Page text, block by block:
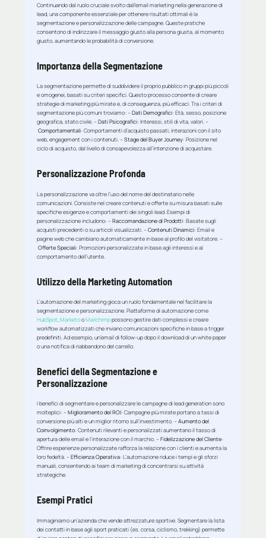
Continuando dal ruolo cruciale svolto dall’email marketing nella generazione di
lead, una componente essenziale per ottenere risultati ottimali è la
segmentazione e personalizzazione delle campagne. Queste pratiche
consentono di indirizzare il messaggio giusto alla persona giusta, al momento
giusto, aumentando le probabilità di conversione.
Importanza della Segmentazione
La segmentazione permette di suddividere il proprio pubblico in gruppi più piccoli
e omogenei, basati su criteri specifici. Questo processo consente di creare
strategie di marketing più mirate e, di conseguenza, più efficaci. Tra i criteri di
segmentazione più comuni troviamo: –Dati Demografici: Età, sesso, posizione
geografica, stato civile. –Dati Psicografici: Interessi, stili di vita, valori. –
Comportamentali: Comportamenti d’acquisto passati, interazioni con il sito
web, engagement con i contenuti. –Stage del Buyer Journey: Posizione nel
ciclo di acquisto, dal livello di consapevolezza all’intenzione di acquistare.
Personalizzazione Profonda
La personalizzazione va oltre l’uso del nome del destinatario nelle
comunicazioni. Consiste nel creare contenuti e offerte su misura basati sulle
specifiche esigenze e comportamenti dei singoli lead. Esempi di
personalizzazione includono: –Raccomandazione di Prodotti: Basate sugli
acquisti precedenti o su articoli visualizzati. –Contenuti Dinamici: Email e
pagine web che cambiano automaticamente in base al profilo del visitatore. –
Offerte Speciali: Promozioni personalizzate in base agli interessi e al
comportamento dell’utente.
Utilizzo della Marketing Automation
L’automazione del marketing gioca un ruolo fondamentale nel facilitare la
segmentazione e personalizzazione. Piattaforme di automazione come
HubSpot,MarketooMailchimppossono gestire dati complessi e creare
workflow automatizzati che inviano comunicazioni specifiche in base a trigger
predefiniti. Ad esempio, un’email di follow-up dopo il download di un white paper
o una notifica di riabbandono del carrello.
Benefici della Segmentazione e
Personalizzazione
I benefici di segmentare e personalizzare le campagne di lead generation sono
molteplici: –Miglioramento del ROI: Campagne più mirate portano a tassi di
conversione più alti e un miglior ritorno sull’investimento. –Aumento del
Coinvolgimento: Contenuti rilevanti e personalizzati aumentano il tasso di
apertura delle email e l’interazione con il marchio. –Fidelizzazione del Cliente:
Offrire esperienze personalizzate rafforza la relazione con i clienti e aumenta la
loro fedeltà. –Efficienza Operativa: L’automazione riduce i tempi e gli sforzi
manuali, consentendo ai team di marketing di concentrarsi su attività
strategiche.
Esempi Pratici
Immaginiamo un’azienda che vende attrezzature sportive. Segmentare la lista
dei contatti in base agli sport praticati (es. corsa, ciclismo, trekking) permette